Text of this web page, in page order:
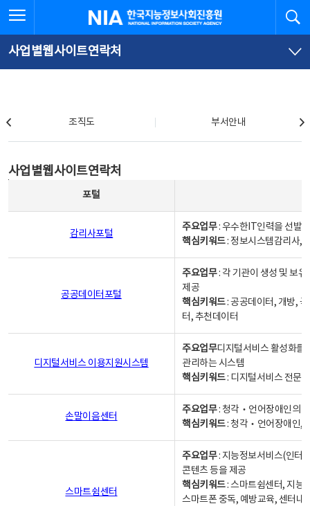
문
로
가
체
뉴
바
가
한국지능정보사회진흥원
사업별웹사이트연락처
조직도 부서안내
사업별웹사이트연락처
포털
감리사포털
주요업무: 우수한IT인력을 선발
핵심키워드: 정보시스템감리사,
공공데이터포털
주요업무: 각 기관이 생성 및 보
제공
핵심키워드: 공공데이터, 개방,
터, 추천데이터
디지털서비스 이용지원시스템
주요업무디지털서비스 활성화를
관리하는 시스템
핵심키워드: 디지털서비스 전문
손말이음센터
주요업무: 청각‧언어장애인의
핵심키워드: 청각‧언어장애인,
스마트쉼센터
주요업무: 지능정보서비스(인터
콘텐츠 등을 제공
핵심키워드: 스마트쉼센터, 지능
스마트폰 중독, 예방교육, 센터내